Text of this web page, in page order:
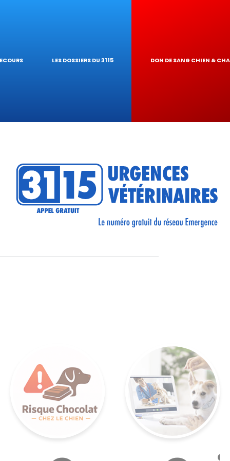
DE TOXICITÉ
LES DOSSIERS DU 3115 DON DE SANG CHIEN &